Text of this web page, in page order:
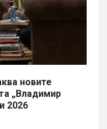
новите
„Владимир
2026